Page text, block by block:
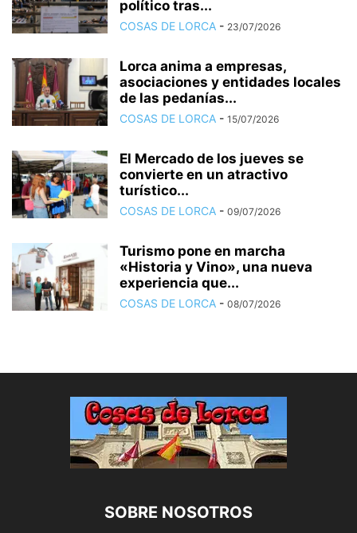
político tras...
COSAS DE LORCA - 23/07/2026
Lorca anima a empresas,
asociaciones y entidades locales
de las pedanías...
COSAS DE LORCA - 15/07/2026
El Mercado de los jueves se
convierte en un atractivo
turístico...
COSAS DE LORCA - 09/07/2026
Turismo pone en marcha
«Historia y Vino», una nueva
experiencia que...
COSAS DE LORCA - 08/07/2026
SOBRE NOSOTROS